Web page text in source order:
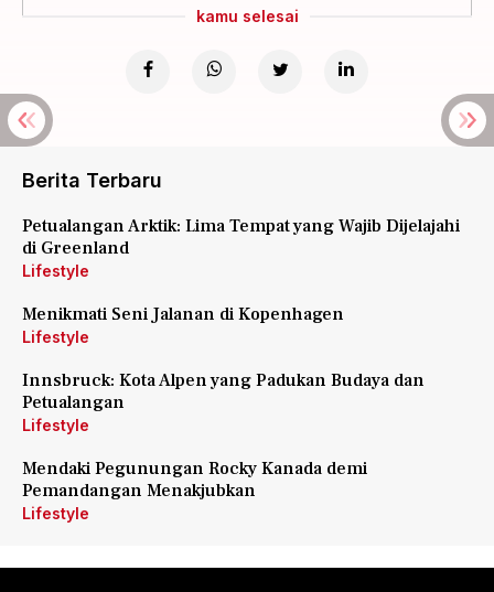
kamu selesai
Berita Terbaru
Petualangan Arktik: Lima Tempat yang Wajib Dijelajahi
di Greenland
Lifestyle
Menikmati Seni Jalanan di Kopenhagen
Lifestyle
Innsbruck: Kota Alpen yang Padukan Budaya dan
Petualangan
Lifestyle
Mendaki Pegunungan Rocky Kanada demi
Pemandangan Menakjubkan
Lifestyle